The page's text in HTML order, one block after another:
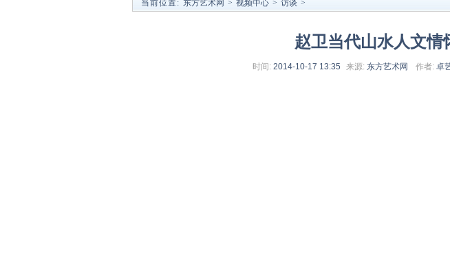
当前位置: 东方艺术网 > 视频中心 > 访谈 >
赵卫当代山水人文情
时间: 2014-10-17 13:35 来源: 东方艺术网 作者: 卓